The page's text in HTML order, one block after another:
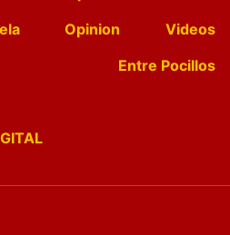
Opinion
Videos
Entre Pocillos